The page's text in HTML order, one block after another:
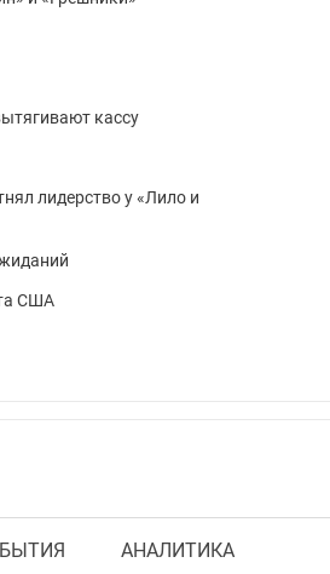
кассу
лидерство у «Лило и
США
АНАЛИТИКА